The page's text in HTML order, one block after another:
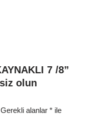
7 /8”
olun
Gerekli alanlar * ile